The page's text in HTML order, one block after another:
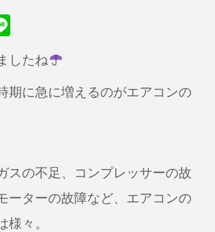
Li
n
e
したね
期に急に増えるのがエアコンの
スの不足、コンプレッサーの故
ーターの故障など、エアコンの
様々。